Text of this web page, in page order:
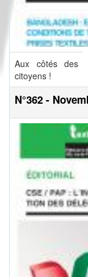
Aux côtés des
citoyens !
N°362 -